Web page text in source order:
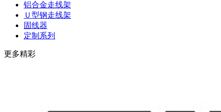
铝合金走线架
Ｕ型钢走线架
固线器
定制系列
更多精彩